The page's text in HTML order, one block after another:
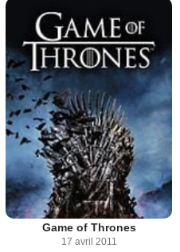
Game of Thrones
17 avril 2011